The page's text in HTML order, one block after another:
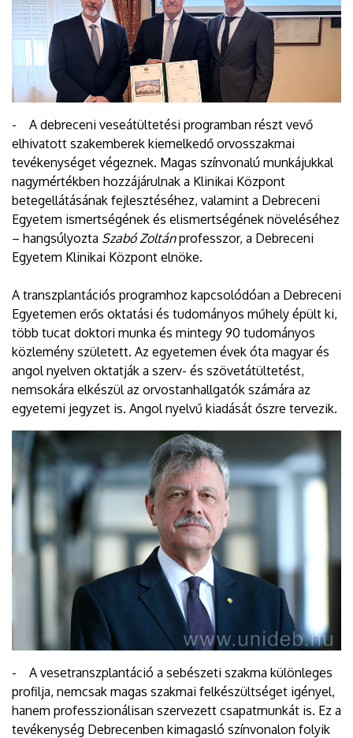
- A debreceni veseátültetési programban részt vevő
elhivatott szakemberek kiemelkedő orvosszakmai
tevékenységet végeznek. Magas színvonalú munkájukkal
nagymértékben hozzájárulnak a Klinikai Központ
betegellátásának fejlesztéséhez, valamint a Debreceni
Egyetem ismertségének és elismertségének növeléséhez
– hangsúlyozta Szabó Zoltánprofesszor, a Debreceni
Egyetem Klinikai Központ elnöke.
A transzplantációs programhoz kapcsolódóan a Debreceni
Egyetemen erős oktatási és tudományos műhely épült ki,
több tucat doktori munka és mintegy 90 tudományos
közlemény született. Az egyetemen évek óta magyar és
angol nyelven oktatják a szerv- és szövetátültetést,
nemsokára elkészül az orvostanhallgatók számára az
egyetemi jegyzet is. Angol nyelvű kiadását őszre tervezik.
- A vesetranszplantáció a sebészeti szakma különleges
profilja, nemcsak magas szakmai felkészültséget igényel,
hanem professzionálisan szervezett csapatmunkát is. Ez a
tevékenység Debrecenben kimagasló színvonalon folyik